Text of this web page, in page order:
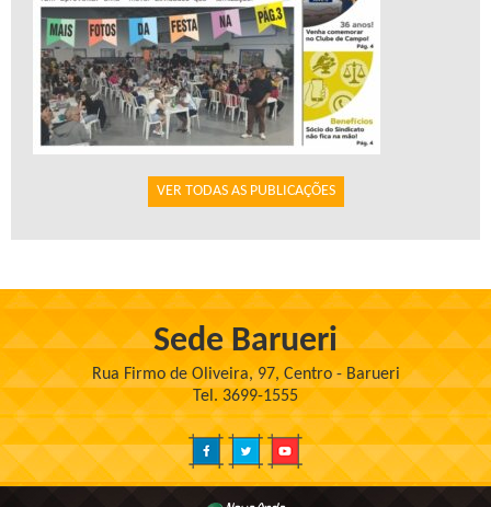
VER TODAS AS PUBLICAÇÕES
Sede Barueri
Rua Firmo de Oliveira, 97, Centro - Barueri
Tel. 3699-1555